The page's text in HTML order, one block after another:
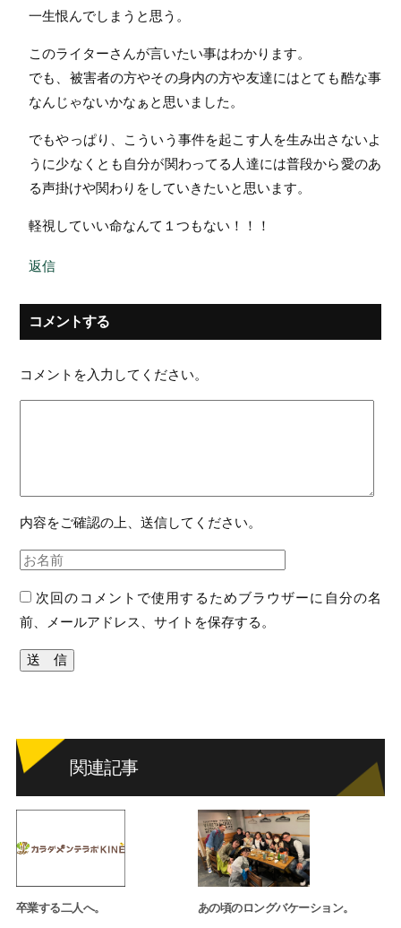
一生恨んでしまうと思う。
このライターさんが言いたい事はわかります。
でも、被害者の方やその身内の方や友達にはとても酷な事
なんじゃないかなぁと思いました。
でもやっぱり、こういう事件を起こす人を生み出さないよ
うに少なくとも自分が関わってる人達には普段から愛のあ
る声掛けや関わりをしていきたいと思います。
軽視していい命なんて１つもない！！！
返信
コメントする
コメントを入力してください。
内容をご確認の上、送信してください。
次回のコメントで使用するためブラウザーに自分の名
前、メールアドレス、サイトを保存する。
関連記事
卒業する二人へ。 あの頃のロングバケーション。